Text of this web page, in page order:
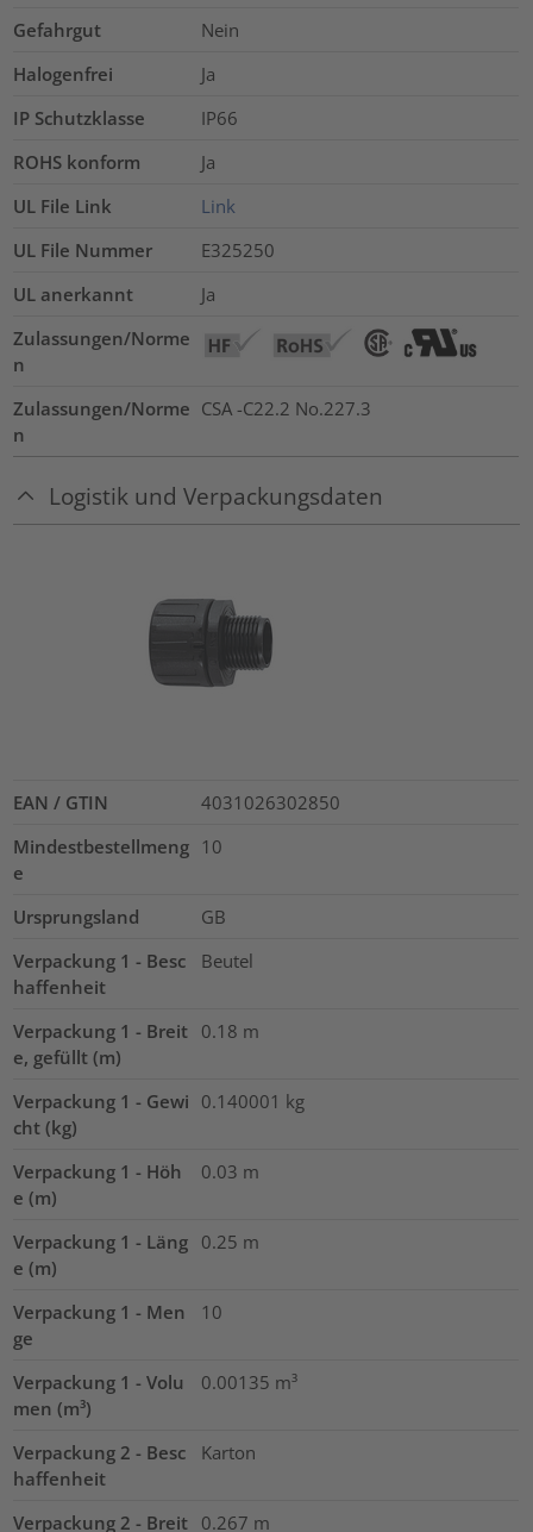
Gefahrgut
Nein
Halogenfrei
Ja
IP Schutzklasse
IP66
ROHS konform
Ja
UL File Link
Link
UL File Nummer
E325250
UL anerkannt
Ja
Zulassungen/Norme
n
Zulassungen/Norme
n
CSA -C22.2 No.227.3
Logistik und Verpackungsdaten
EAN / GTIN
4031026302850
Mindestbestellmeng
e
10
Ursprungsland
GB
Verpackung 1 - Besc
haffenheit
Beutel
Verpackung 1 - Breit
e, gefüllt (m)
0.18 m
Verpackung 1 - Gewi
cht (kg)
0.140001 kg
Verpackung 1 - Höh
e (m)
0.03 m
Verpackung 1 - Läng
e (m)
0.25 m
Verpackung 1 - Men
ge
10
Verpackung 1 - Volu
men (m³)
0.00135 m³
Verpackung 2 - Besc
haffenheit
Karton
Verpackung 2 - Breit 0.267 m